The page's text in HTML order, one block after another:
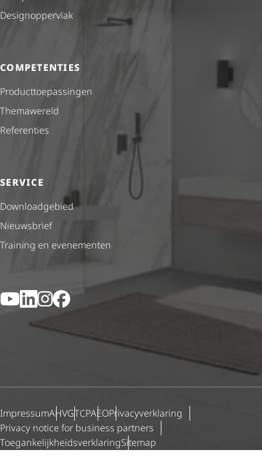
Desig­nop­per­vlak
COMPETENTIES
Product­toe­pas­singen
Themawereld
Referenties
SERVICE
Downloadgebied
Nieuwsbrief
Training en evenementen
YouTubeLinkedIn
Instagram
Facebook
ImpressumAHVGTCPAEOPriva­cy­ver­kla­ring
Privacy notice for business partners
Toegan­ke­lijk­heids­ver­kla­ringSitemap